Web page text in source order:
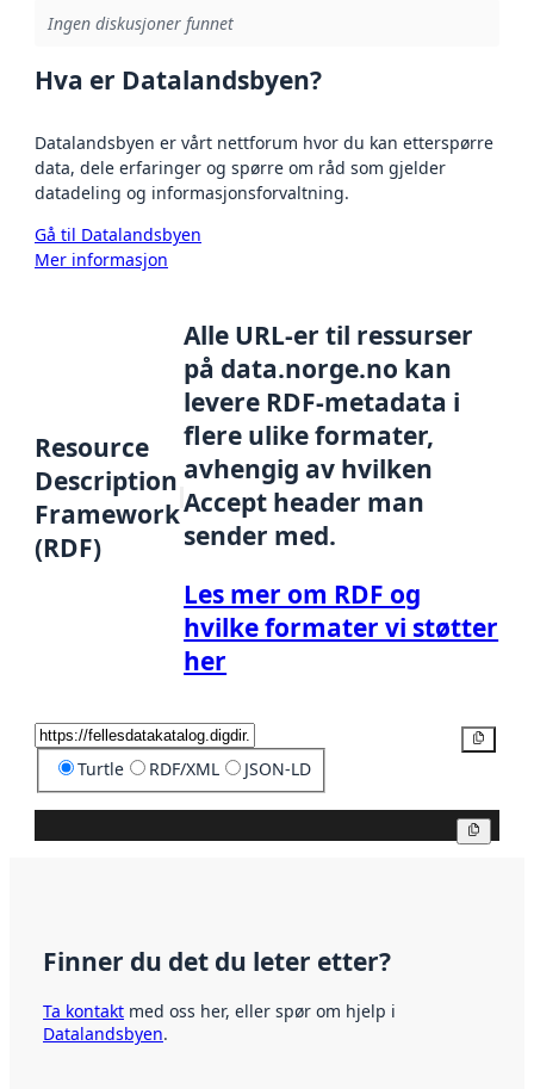
Ingen diskusjoner funnet
Hva er Datalandsbyen?
Datalandsbyen er vårt nettforum hvor du kan etterspørre
data, dele erfaringer og spørre om råd som gjelder
datadeling og informasjonsforvaltning.
Gå til Datalandsbyen
Mer informasjon
Resource
Description
Framework
(RDF)
Alle URL-er til ressurser
på data.norge.no kan
levere RDF-metadata i
flere ulike formater,
avhengig av hvilken
Accept header man
sender med.
Les mer om RDF og
hvilke formater vi støtter
her
Turtle RDF/XML JSON-LD
Finner du det du leter etter?
Ta kontakt med oss her, eller spør om hjelp i
Datalandsbyen.